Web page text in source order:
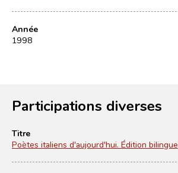
Année
1998
Participations diverses
Titre
Poètes italiens d'aujourd'hui. Édition bilingue